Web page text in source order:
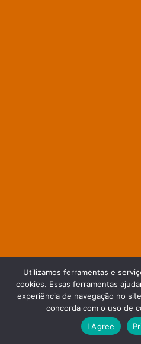
LARANJA
Utilizamos ferramentas e
cookies. Essas ferramentas
experiência de navegação no
concorda com o uso de
I Agree